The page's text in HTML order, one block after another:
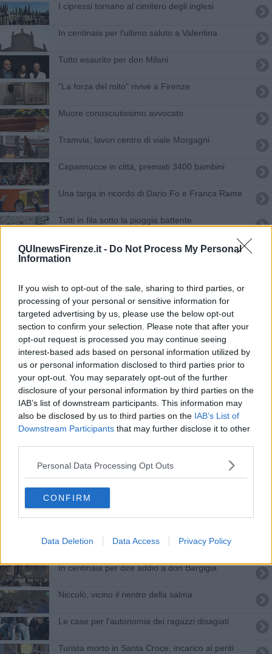
QUInewsFirenze.it - Do Not Process My Personal
Information
If you wish to opt-out of the sale, sharing to third parties, or
processing of your personal or sensitive information for
targeted advertising by us, please use the below opt-out
section to confirm your selection. Please note that after your
opt-out request is processed you may continue seeing
interest-based ads based on personal information utilized by
us or personal information disclosed to third parties prior to
your opt-out. You may separately opt-out of the further
disclosure of your personal information by third parties on the
IAB’s list of downstream participants. This information may
also be disclosed by us to third parties on the IAB’s List of
Downstream Participants that may further disclose it to other
Personal Data Processing Opt Outs
CONFIRM
Data Deletion Data Access Privacy Policy
I cipressi tornano al cimitero degli inglesi
In centinaia per l'ultimo saluto a Valentina
Tutto esaurito per don Milani
"La forza del mito" rivive a Firenze
Muore conosciutissimo avvocato
Tramvia, lavori centro di viale Morgagni
Capannucce in città, premiati 3400 bambini
Una targa in ricordo di Dario Fo e Franca Rame
​Tutti in fila sotto la pioggia battente
Quaranta led per le pensiline del mercato
Novoli e stazione le zone più a rischio terremoto
L'oro verde di Reggello
Monumenti ai raggi X per evitare altre tragedie
All'Accademia quattro tavole di Mariotto di Nardo
Quarto indagato per il turista morto in S.Croce
Turista morto, resta chiusa la basilica di S.Croce
La basilica di Santa Croce chiusa per lutto
L'Oltrarno è cool e diventa una app
L'eco delle bombe che uccisero 215 fiorentini
In centinaia per dire addio a don Bargigia
Niccolò, vicino il rientro della salma
Le case per l'autonomia dei ragazzi disagiati
Turista morto in Santa Croce, incarico ai periti